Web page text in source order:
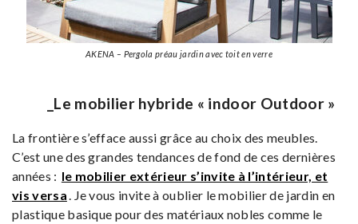
AKENA – Pergola préau jardin avec toit en verre
_Le mobilier hybride « indoor Outdoor »
La frontière s’efface aussi grâce au choix des meubles.
C’est une des grandes tendances de fond de ces dernières
années : le mobilier extérieur s’invite à l’intérieur, et
vis versa. Je vous invite à oublier le mobilier de jardin en
plastique basique pour des matériaux nobles comme le